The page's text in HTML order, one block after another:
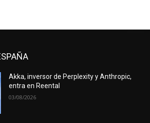
Akka, inversor de Perplexity y Anthropic,
entra en Reental
03/08/2026